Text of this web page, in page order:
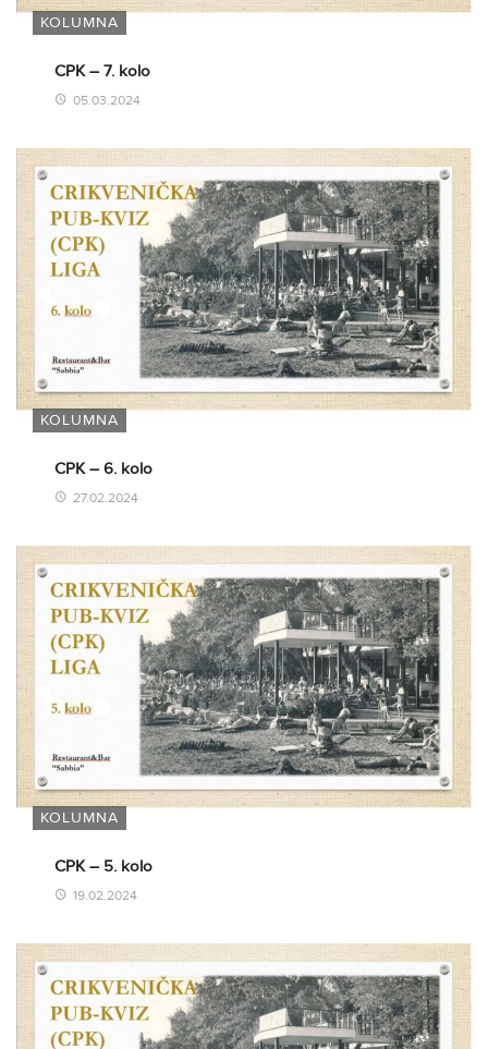
KOLUMNA
CPK – 7. kolo
05.03.2024
KOLUMNA
CPK – 6. kolo
27.02.2024
KOLUMNA
CPK – 5. kolo
19.02.2024